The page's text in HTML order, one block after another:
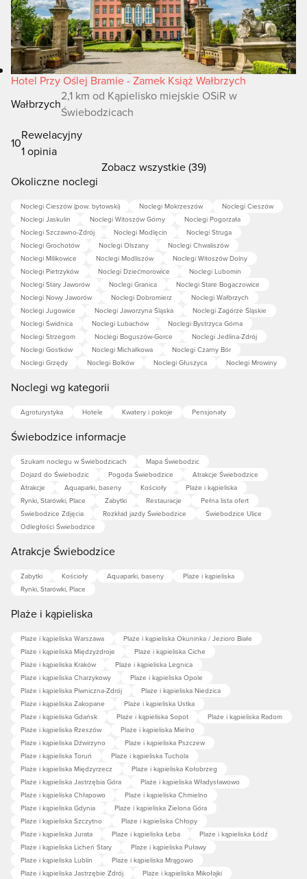
Hotel Przy Oślej Bramie - Zamek Książ Wałbrzych
Wałbrzych
2,1 km od Kąpielisko miejskie OSiR w
Świebodzicach
10
Rewelacyjny
1 opinia
Zobacz wszystkie (39)
Okoliczne noclegi
Noclegi Cieszów (pow. bytowski) Noclegi Mokrzeszów
Noclegi Cieszów
Noclegi Jaskulin
Noclegi Witoszów Górny
Noclegi Pogorzała
Noclegi Szczawno-Zdrój
Noclegi Modlęcin
Noclegi Struga
Noclegi Grochotów
Noclegi Olszany
Noclegi Chwaliszów
Noclegi Milikowice
Noclegi Modliszów
Noclegi Witoszów Dolny
Noclegi Pietrzyków
Noclegi Dziećmorowice
Noclegi Lubomin
Noclegi Stary Jaworów
Noclegi Granica
Noclegi Stare Bogaczowice
Noclegi Nowy Jaworów
Noclegi Dobromierz
Noclegi Wałbrzych
Noclegi Jugowice
Noclegi Jaworzyna Śląska
Noclegi Zagórze Śląskie
Noclegi Świdnica
Noclegi Lubachów
Noclegi Bystrzyca Górna
Noclegi Strzegom
Noclegi Boguszów-Gorce
Noclegi Jedlina-Zdrój
Noclegi Gostków
Noclegi Michałkowa
Noclegi Czarny Bór
Noclegi Grzędy
Noclegi Bolków Noclegi Głuszyca Noclegi Mrowiny
Noclegi wg kategorii
Agroturystyka Hotele Kwatery i pokoje Pensjonaty
Świebodzice informacje
Szukam noclegu w Świebodzicach
Mapa Świebodzic
Dojazd do Świebodzic
Pogoda Świebodzice
Atrakcje Świebodzice
Atrakcje
Aquaparki, baseny Kościoły
Plaże i kąpieliska
Rynki, Starówki, Place
Zabytki Restauracje
Pełna lista ofert
Świebodzice Zdjęcia
Rozkład jazdy Świebodzice
Świebodzice Ulice
Odległości Świebodzice
Atrakcje Świebodzice
Zabytki Kościoły Aquaparki, baseny
Plaże i kąpieliska
Rynki, Starówki, Place
Plaże i kąpieliska
Plaże i kąpieliska Warszawa
Plaże i kąpieliska Okuninka / Jezioro Białe
Plaże i kąpieliska Międzyzdroje
Plaże i kąpieliska Ciche
Plaże i kąpieliska Kraków
Plaże i kąpieliska Legnica
Plaże i kąpieliska Charzykowy
Plaże i kąpieliska Opole
Plaże i kąpieliska Piwniczna-Zdrój
Plaże i kąpieliska Niedzica
Plaże i kąpieliska Zakopane
Plaże i kąpieliska Ustka
Plaże i kąpieliska Gdańsk
Plaże i kąpieliska Sopot
Plaże i kąpieliska Radom
Plaże i kąpieliska Rzeszów
Plaże i kąpieliska Mielno
Plaże i kąpieliska Dźwirzyno
Plaże i kąpieliska Pszczew
Plaże i kąpieliska Toruń
Plaże i kąpieliska Tuchola
Plaże i kąpieliska Międzyrzecz
Plaże i kąpieliska Kołobrzeg
Plaże i kąpieliska Jastrzębia Góra
Plaże i kąpieliska Władysławowo
Plaże i kąpieliska Chłapowo
Plaże i kąpieliska Chmielno
Plaże i kąpieliska Gdynia
Plaże i kąpieliska Zielona Góra
Plaże i kąpieliska Szczytno
Plaże i kąpieliska Chłopy
Plaże i kąpieliska Jurata
Plaże i kąpieliska Łeba
Plaże i kąpieliska Łódź
Plaże i kąpieliska Licheń Stary
Plaże i kąpieliska Puławy
Plaże i kąpieliska Lublin
Plaże i kąpieliska Mrągowo
Plaże i kąpieliska Jastrzębie Zdrój
Plaże i kąpieliska Mikołajki